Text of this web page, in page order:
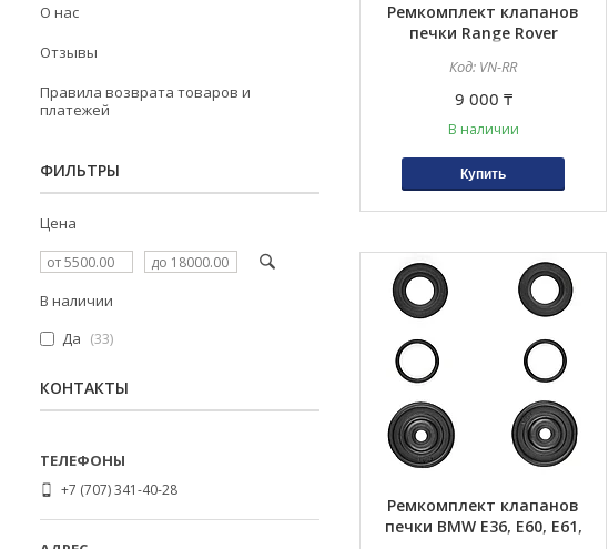
Ремкомплект клапанов
печки Range Rover
VN-RR
9 000 ₸
В наличии
Купить
Ремкомплект клапанов
печки BMW E36, E60, E61,
О нас
Отзывы
Правила возврата товаров и
платежей
ФИЛЬТРЫ
Цена
В наличии
Да
33
КОНТАКТЫ
+7 (707) 341-40-28